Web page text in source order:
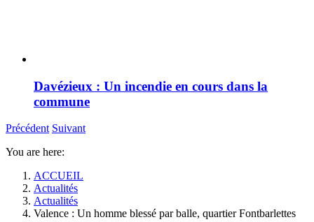
Davézieux : Un incendie en cours dans la
commune
Précédent Suivant
You are here:
ACCUEIL
Actualités
Actualités
Valence : Un homme blessé par balle, quartier Fontbarlettes